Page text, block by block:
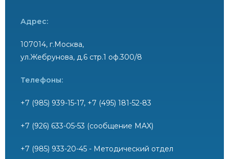
Адрес:
107014, г.Москва,
ул.Жебрунова, д.6 стр.1 оф.300/8
Телефоны:
+7 (985) 939-15-17, +7 (495) 181-52-83
+7 (926) 633-05-53 (сообщение MAX)
+7 (985) 933-20-45 - Методический отдел